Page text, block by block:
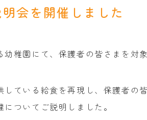
会を開催しました
稚園にて、保護者の皆さまを対
している給食を再現し、保護者の
ついてご説明しました。